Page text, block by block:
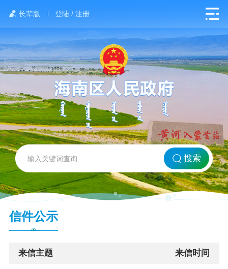
长辈版 登陆 / 注册
网站首页
北方海南
政务要闻
党务公开
搜索
信件公示
来信主题 来信时间